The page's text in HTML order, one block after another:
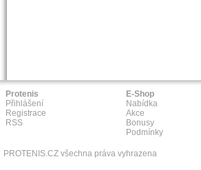
Protenis
Přihlášení
Registrace
RSS
E-Shop
Nabídka
Akce
Bonusy
Podmínky
PROTENIS.CZ všechna práva vyhrazena